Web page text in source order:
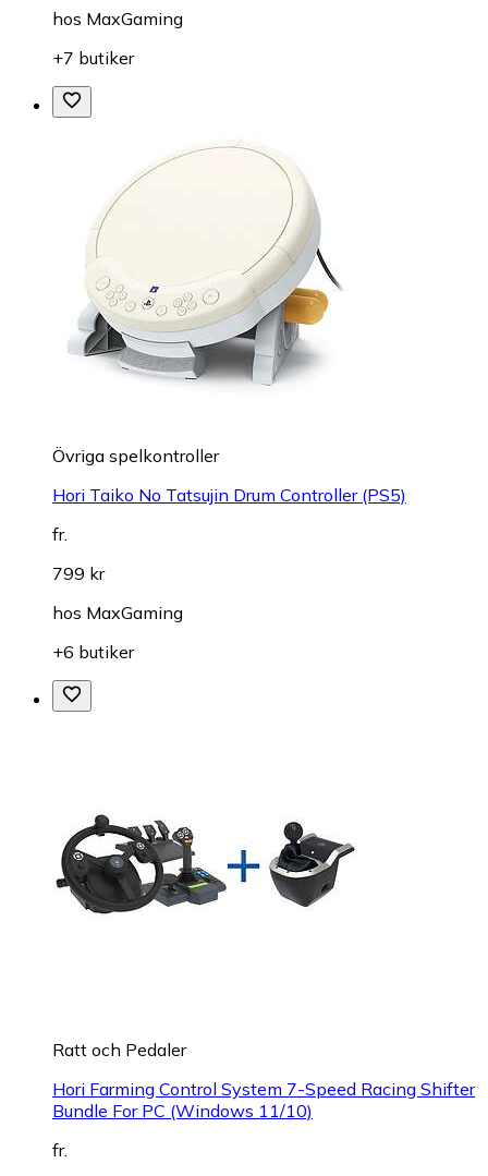
hos MaxGaming
+7 butiker
Övriga spelkontroller
Hori Taiko No Tatsujin Drum Controller (PS5)
fr.
799 kr
hos MaxGaming
+6 butiker
Ratt och Pedaler
Hori Farming Control System 7-Speed Racing Shifter
Bundle For PC (Windows 11/10)
fr.